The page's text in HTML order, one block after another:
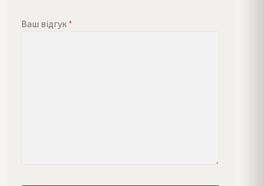
Ваш відгук *